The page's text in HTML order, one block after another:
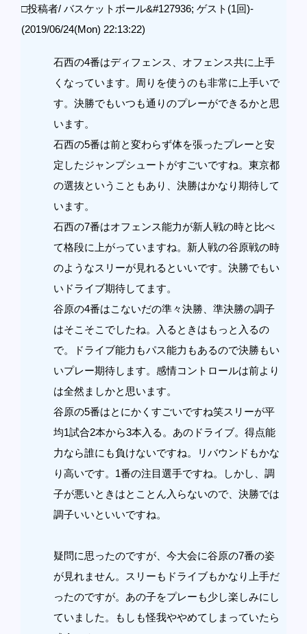
□投稿者/ バスケットボール&#127936; ゲスト(1回)-
(2019/06/24(Mon) 22:13:22)
石西の4番はディフェンス、オフェンス共に上手
くなっています。周りを使うのも非常に上手いで
す。決勝でもいつも通りのプレーができるかと思
います。
石西の5番は前と変わらず体を張ったプレーと安
定したジャンプシュートがすごいですね。東京都
の選抜ということもあり、決勝はかなり期待して
います。
石西の7番はオフェンス能力が新人戦の時と比べ
て格段に上がっていますね。新人戦の谷原戦の時
のようなスリーが見れるといいです。決勝でもい
いドライブ期待してます。
谷原の4番はこないだの準々決勝、準決勝の調子
はそこそこでしたね。入るときはもっと入るの
で。ドライブ能力もパス能力もあるので決勝もい
いプレー期待します。感情コントロールは前より
は全然ましかと思います。
谷原の5番はとにかくすごいですね笑スリーが平
均1試合2本から3本入る。あのドライブ。得点能
力なら誰にも負けないですね。リバウンドもかな
り高いです。1番の注目選手ですね。しかし、調
子が悪いときはとことん入らないので、決勝では
調子いいといいですね。
疑問に思ったのですが、今大会に谷原の7番の姿
が見れません。スリーもドライブもかなり上手だ
ったのですが。あの子をプレーも少し楽しみにし
ていました。もしも怪我ややめてしまっていたら